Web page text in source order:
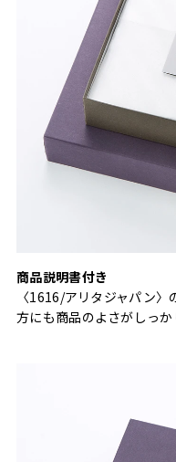
商品説明書付き
〈1616/アリタジャパン
方にも商品のよさがしっか